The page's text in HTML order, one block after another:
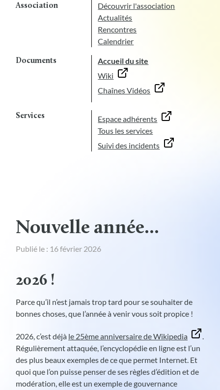
Association
Découvrir l'association
Actualités
Rencontres
Calendrier
Documents
Accueil du site
Wiki
Chaînes Vidéos
Services
Espace adhérents
Tous les services
Suivi des incidents
Nouvelle année...
Publié le : 16 février 2026
2026 !
Parce qu’il n’est jamais trop tard pour se souhaiter de
bonnes choses, que l’année à venir vous soit propice !
2026, c’est déjà le 25ème anniversaire de Wikipedia
Régulièrement attaquée, l’encyclopédie en ligne est l’un
des plus beaux exemples de ce que permet Internet. Et
quoi que l’on puisse penser de ses règles d’édition et de
modération, elle est un exemple de gouvernance